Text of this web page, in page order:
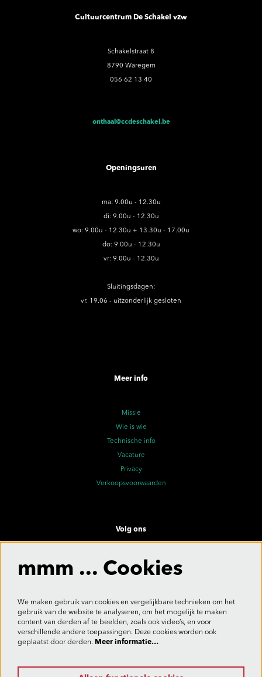
Cultuurcentrum De Schakel vzw
Schakelstraat 8
8790 Waregem
056 62 13 40
onthaal@ccdeschakel.be
Openingsuren
ma: 9.00u - 12.30u
di: 9.00u - 12.30u
wo: 9.00u - 12.30u + 13.30u - 17.00u
do: 9.00u - 12.30u
vr: 9.00u - 12.30u
Sluitingsdagen:
vr. 19.06 - uitzonderlijk gesloten
Meer info
Missie
Wie is wie
Technische info
Vacature
Privacy
Verkoopsvoorwaarden
Volg ons
Aanmelden
mmm ... Cookies
We maken gebruik van cookies en vergelijkbare technieken om het
gebruik van de website te analyseren, om het mogelijk te maken
content van derden af te beelden, zoals ook video’s, en voor
verschillende andere toepassingen. Deze cookies worden ook
geplaatst door derden. Meer informatie…